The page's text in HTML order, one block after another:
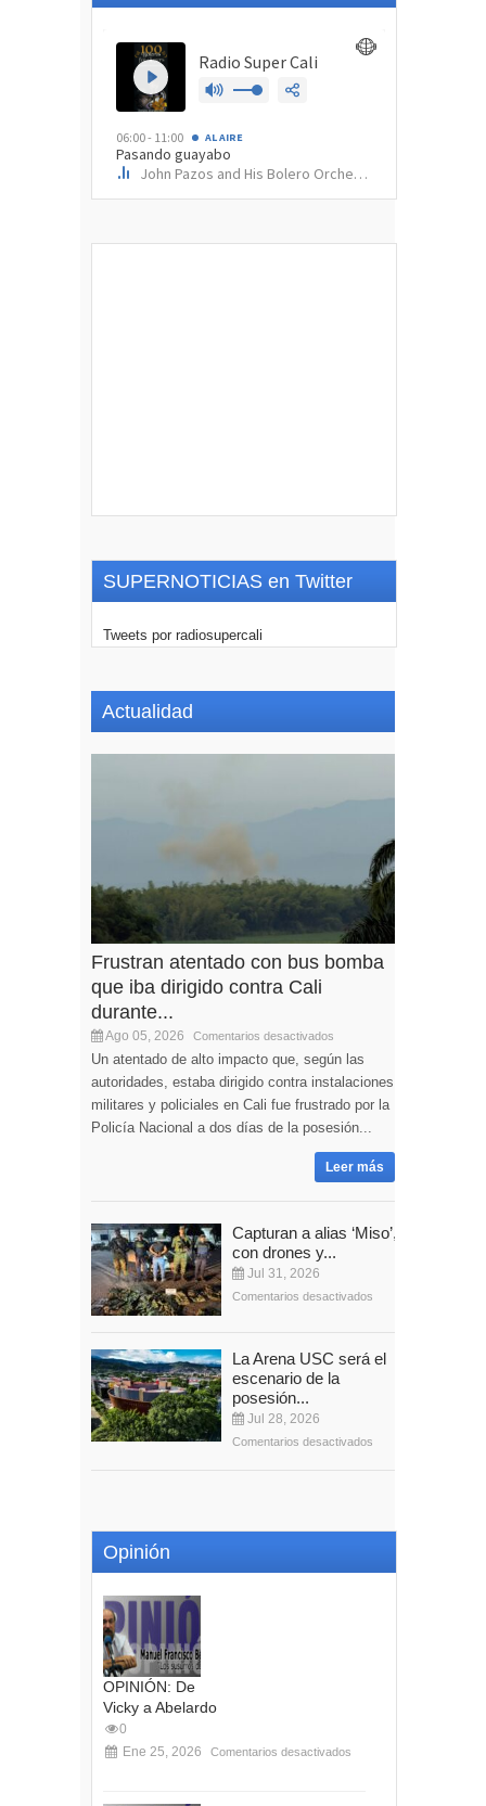
SUPERNOTICIAS en Twitter
Tweets por radiosupercali
Actualidad
Frustran atentado con bus bomba
que iba dirigido contra Cali
durante...
Ago 05, 2026 Comentarios desactivados
Un atentado de alto impacto que, según las
autoridades, estaba dirigido contra instalaciones
militares y policiales en Cali fue frustrado por la
Policía Nacional a dos días de la posesión...
Leer más
Capturan a alias ‘Miso’,
con drones y...
Jul 31, 2026
Comentarios desactivados
La Arena USC será el
escenario de la
posesión...
Jul 28, 2026
Comentarios desactivados
Opinión
OPINIÓN: De
Vicky a Abelardo
0
Ene 25, 2026
Comentarios desactivados